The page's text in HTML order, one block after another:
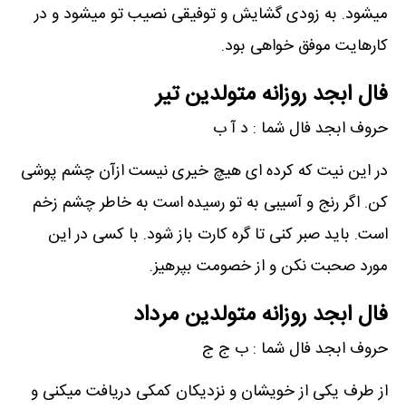
میشود. به زودی گشایش و توفیقی نصیب تو میشود و در
کارهایت موفق خواهی بود.
فال ابجد روزانه متولدین تیر
حروف ابجد فال شما : د آ ب
در این نیت که کرده ای هیچ خیری نیست ازآن چشم پوشی
کن. اگر رنج و آسیبی به تو رسیده است به خاطر چشم زخم
است. باید صبر کنی تا گره کارت باز شود. با کسی در این
مورد صحبت نکن و از خصومت بپرهیز.
فال ابجد روزانه متولدین مرداد
حروف ابجد فال شما : ب ج ج
از طرف یکی از خویشان و نزدیکان کمکی دریافت میکنی و